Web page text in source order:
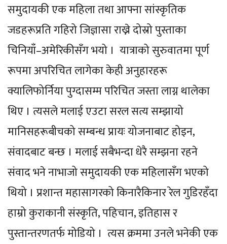
समुदायकी एक महिला तथा आफ्ना सांस्कृतिक
जडहरूप्रति गहिरो जिज्ञासा राख्ने दोस्रो पुस्ताका
चिनियाँ–अमेरिकीसँग भयो । यात्राको सुरुवातमा पूर्ण
रूपमा अपरिचित लागेका केही अनुहारहरू
क्यालिफोर्निया पुग्दासम्म परिचित जस्ता लाग्न थालेका
थिए । त्यसले मलाई एउटा सरल सत्य सम्झायो
मानिसहरूबीचको सम्बन्ध प्रायः योजनाबाट होइन,
संवादबाट बन्छ । मलाई सबैभन्दा धेरै सम्झना रहने
संवाद भने नाभाजो समुदायकी एक महिलासँग भएको
थियो । प्रशान्त महासागरको किनारैकिनार रेल गुडिरहँदा
हाम्रो कुराकानी संस्कृति, पहिचान, इतिहास र
पुस्तान्तरणतर्फ मोडियो । त्यस क्रममा उनले भनेकी एक